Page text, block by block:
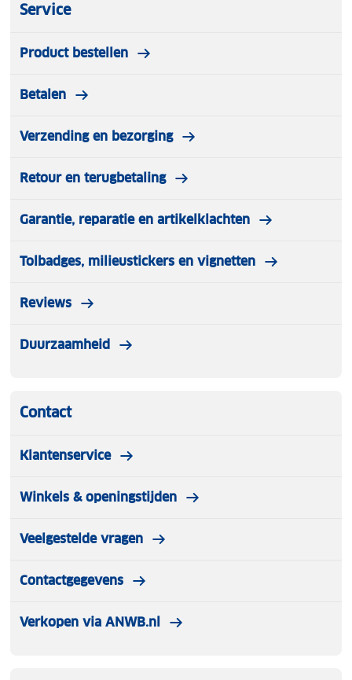
Service
Product bestellen
Betalen
Verzending en bezorging
Retour en terugbetaling
Garantie, reparatie en artikelklachten
Tolbadges, milieustickers en vignetten
Reviews
Duurzaamheid
Contact
Klantenservice
Winkels & openingstijden
Veelgestelde vragen
Contactgegevens
Verkopen via ANWB.nl